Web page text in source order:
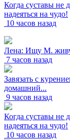
Когда суставы не
надеяться на чудо!
10 часов назад
Лена: Ищу М. живу
7 часов назад
Завязать с
домашний...
9 часов назад
Когда суставы не
надеяться на чудо!
10 часов назад